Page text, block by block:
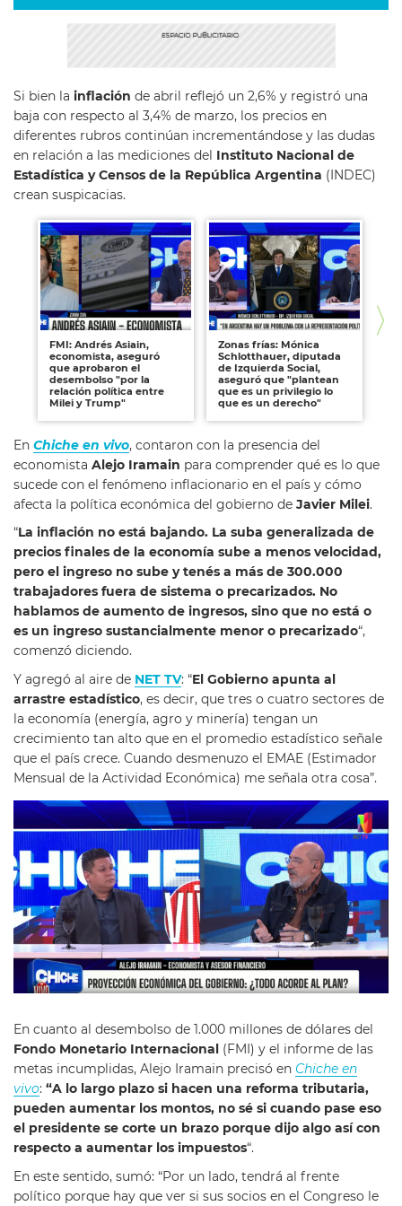
Si bien la inflación de abril reflejó un 2,6% y registró una
baja con respecto al 3,4% de marzo, los precios en
diferentes rubros continúan incrementándose y las dudas
en relación a las mediciones del Instituto Nacional de
Estadística y Censos de la República Argentina (INDEC)
crean suspicacias.
FMI: Andrés Asiain,
economista, aseguró
que aprobaron el
desembolso "por la
relación política entre
Milei y Trump"
Zonas frías: Mónica
Schlotthauer, diputada
de Izquierda Social,
aseguró que "plantean
que es un privilegio lo
que es un derecho"
En Chiche en vivo, contaron con la presencia del
economista Alejo Iramain para comprender qué es lo que
sucede con el fenómeno inflacionario en el país y cómo
afecta la política económica del gobierno de Javier Milei.
“La inflación no está bajando. La suba generalizada de
precios finales de la economía sube a menos velocidad,
pero el ingreso no sube y tenés a más de 300.000
trabajadores fuera de sistema o precarizados. No
hablamos de aumento de ingresos, sino que no está o
es un ingreso sustancialmente menor o precarizado“,
comenzó diciendo.
Y agregó al aire de NET TV: “El Gobierno apunta al
arrastre estadístico, es decir, que tres o cuatro sectores de
la economía (energía, agro y minería) tengan un
crecimiento tan alto que en el promedio estadístico señale
que el país crece. Cuando desmenuzo el EMAE (Estimador
Mensual de la Actividad Económica) me señala otra cosa”.
En cuanto al desembolso de 1.000 millones de dólares del
Fondo Monetario Internacional
(FMI) y el informe de las
metas incumplidas, Alejo Iramain precisó en Chiche en
vivo: “A lo largo plazo si hacen una reforma tributaria,
pueden aumentar los montos, no sé si cuando pase eso
el presidente se corte un brazo porque dijo algo así con
respecto a aumentar los impuestos“.
En este sentido, sumó: “Por un lado, tendrá al frente
político porque hay que ver si sus socios en el Congreso le